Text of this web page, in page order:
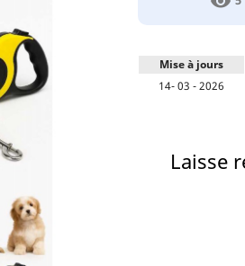
Mise à jours
14- 03 - 2026
Laisse